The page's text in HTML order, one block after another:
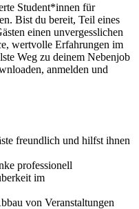
Student*innen für
Bist du bereit, Teil eines
einen unvergesslichen
wertvolle Erfahrungen im
Weg zu deinem Nebenjob
anmelden und
freundlich und hilfst ihnen
professionell
im
von Veranstaltungen